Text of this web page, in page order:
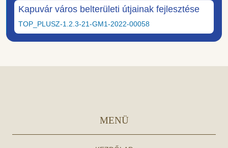
Kapuvár város belterületi útjainak fejlesztése
TOP_PLUSZ-1.2.3-21-GM1-2022-00058
MENÜ